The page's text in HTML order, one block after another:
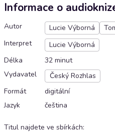
Informace o
Autor Lucie Výborná
Interpret
Lucie Výborná
Délka
32 minut
Vydavatel
Český Rozhlas
Formát
digitální
Jazyk
čeština
Titul najdete ve sbírkách: